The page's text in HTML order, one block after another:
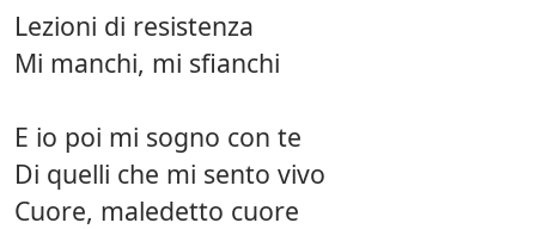
Lezioni di resistenza
Mi manchi, mi sfianchi
E io poi mi sogno con te
Di quelli che mi sento vivo
Cuore, maledetto cuore